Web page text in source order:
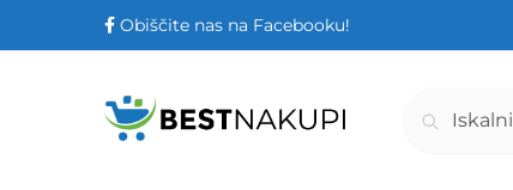
Obiščite nas na Facebooku!